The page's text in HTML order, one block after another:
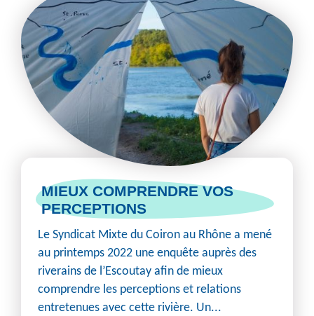
MIEUX COMPRENDRE VOS
PERCEPTIONS
Le Syndicat Mixte du Coiron au Rhône a mené
au printemps 2022 une enquête auprès des
riverains de l’Escoutay afin de mieux
comprendre les perceptions et relations
entretenues avec cette rivière. Un...